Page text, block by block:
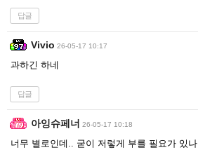
답글
Vivio 26-05-17 10:17
과하긴 하네
답글
아잉슈페너 26-05-17 10:18
너무 별로인데.. 굳이 저렇게 부를 필요가 있나